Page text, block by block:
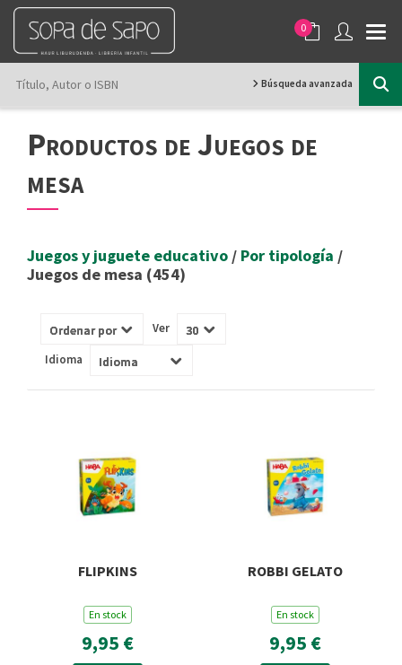
0
Búsqueda avanzada
Productos de Juegos de
mesa
Juegos y juguete educativo / Por tipología /
Juegos de mesa (454)
Ver
Idioma
FLIPKINS
En stock
9,95 €
ROBBI GELATO
En stock
9,95 €